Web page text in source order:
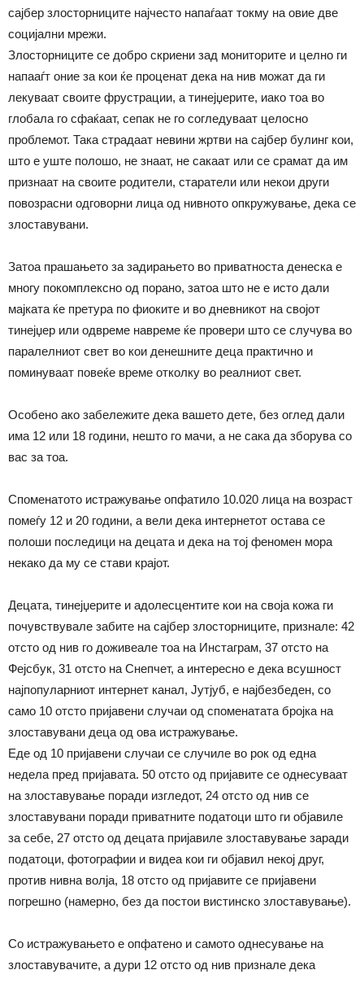
сајбер злосторниците најчесто напаѓаат токму на овие две
социјални мрежи.
Злосторниците се добро скриени зад мониторите и целно ги
напааѓт оние за кои ќе проценат дека на нив можат да ги
лекуваат своите фрустрации, а тинејџерите, иако тоа во
глобала го сфаќаат, сепак не го согледуваат целосно
проблемот. Така страдаат невини жртви на сајбер булинг кои,
што е уште полошо, не знаат, не сакаат или се срамат да им
признаат на своите родители, старатели или некои други
повозрасни одговорни лица од нивното опкружување, дека се
злоставувани.
Затоа прашањето за задирањето во приватноста денеска е
многу покомплексно од порано, затоа што не е исто дали
мајката ќе претура по фиоките и во дневникот на својот
тинејџер или одвреме навреме ќе провери што се случува во
паралелниот свет во кои денешните деца практично и
поминуваат повеќе време отколку во реалниот свет.
Особено ако забележите дека вашето дете, без оглед дали
има 12 или 18 години, нешто го мачи, а не сака да зборува со
вас за тоа.
Споменатото истражување опфатило 10.020 лица на возраст
помеѓу 12 и 20 години, а вели дека интернетот остава се
полоши последици на децата и дека на тој феномен мора
некако да му се стави крајот.
Децата, тинејџерите и адолесцентите кои на своја кожа ги
почувствувале забите на сајбер злосторниците, признале: 42
отсто од нив го доживеале тоа на Инстаграм, 37 отсто на
Фејсбук, 31 отсто на Снепчет, а интересно е дека всушност
најпопуларниот интернет канал, Јутјуб, е најбезбеден, со
само 10 отсто пријавени случаи од споменататa бројка на
злоставувани деца од ова истражување.
Еде од 10 пријавени случаи се случиле во рок од една
недела пред пријавата. 50 отсто од пријавите се однесуваат
на злоставување поради изгледот, 24 отсто од нив се
злоставувани поради приватните податоци што ги објавиле
за себе, 27 отсто од децата пријавиле злоставување заради
податоци, фотографии и видеа кои ги објавил некој друг,
против нивна волја, 18 отсто од пријавите се пријавени
погрешно (намерно, без да постои вистинско злоставување).
Со истражувањето е опфатено и самото однесување на
злоставувачите, а дури 12 отсто од нив признале дека